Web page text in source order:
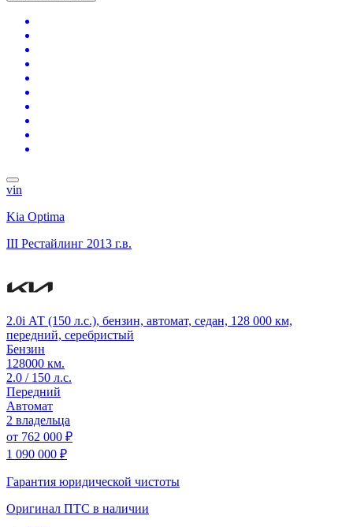
vin
Kia Optima
III Рестайлинг 2013 г.в.
2.0i АТ (150 л.с.), бензин, автомат, седан, 128 000 км,
передний, серебристый
Бензин
128000 км.
2.0 / 150 л.с.
Передний
Автомат
2 владельца
от 762 000 ₽
1 090 000 ₽
Гарантия юридической чистоты
Оригинал ПТС в наличии